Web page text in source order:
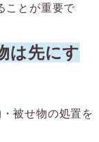
ことが重要で
は先にす
被せ物の処置を